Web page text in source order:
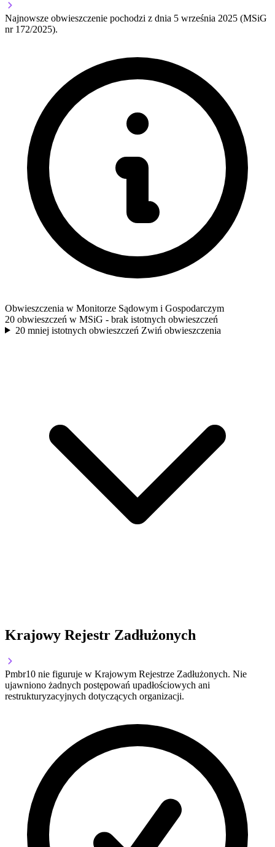
Najnowsze obwieszczenie pochodzi z dnia 5 września 2025 (MSiG
nr 172/2025).
Obwieszczenia w Monitorze Sądowym i Gospodarczym
20 obwieszczeń w MSiG - brak istotnych obwieszczeń
20 mniej istotnych obwieszczeń Zwiń obwieszczenia
Krajowy Rejestr Zadłużonych
Pmbr10 nie figuruje w Krajowym Rejestrze Zadłużonych. Nie
ujawniono żadnych postępowań upadłościowych ani
restrukturyzacyjnych dotyczących organizacji.